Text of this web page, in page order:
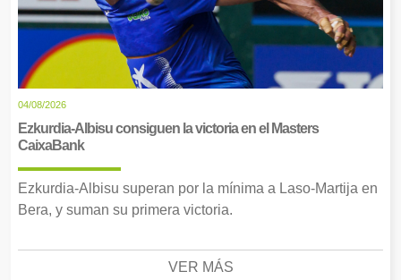
04/08/2026
Ezkurdia-Albisu consiguen la victoria en el Masters
CaixaBank
Ezkurdia-Albisu superan por la mínima a Laso-Martija en
Bera, y suman su primera victoria.
VER MÁS